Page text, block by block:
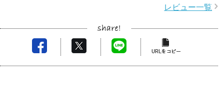
とを光栄に存じます。次回もご期待に添えるよう丁
寧に対応してまいります。
新大関
また機
レビュー一覧